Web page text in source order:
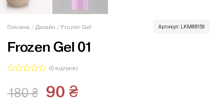
Головна / Дизайн / Frozen Gel Артикул: LKM88159
Frozen Gel 01
в
0
(0відгуків)
180₴ Оригінальна
90 ₴Поточна